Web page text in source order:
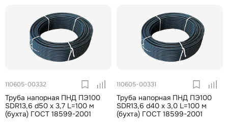
110605-00332
Труба напорная ПНД ПЭ100
SDR13,6 d50 х 3,7 L=100 м
(бухта) ГОСТ 18599-2001
110605-00331
Труба напорная ПНД ПЭ100
SDR13,6 d40 х 3,0 L=100 м
(бухта) ГОСТ 18599-2001